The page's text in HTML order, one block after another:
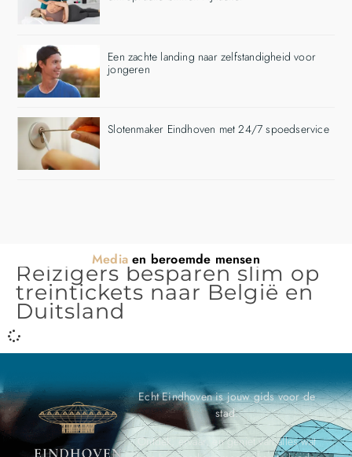
Een zachte landing naar zelfstandigheid voor
jongeren
Slotenmaker Eindhoven met 24/7 spoedservice
Mediaen beroemde mensen
Reizigers besparen slim op
treintickets naar België en
Duitsland
Echt Eindhoven is jouw gids voor de
stad.
Ontdek, ervaar, en geniet van alles wat